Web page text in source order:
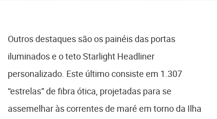
Outros destaques são os painéis das portas
iluminados e o teto Starlight Headliner
personalizado. Este último consiste em 1.307
“estrelas” de fibra ótica, projetadas para se
assemelhar às correntes de maré em torno da Ilha